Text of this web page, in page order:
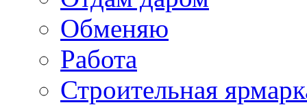
Обменяю
Работа
Строительная